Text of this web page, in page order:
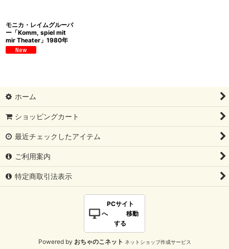
モニカ・レイムグルーバ
ー「Komm, spiel mit
mir Theater」1980年
ホーム
ショッピングカート
最近チェックしたアイテム
ご利用案内
特定商取引法表示
PCサイト
へ 移動
する
Powered by おちゃのこネット ネットショップ作成サービス